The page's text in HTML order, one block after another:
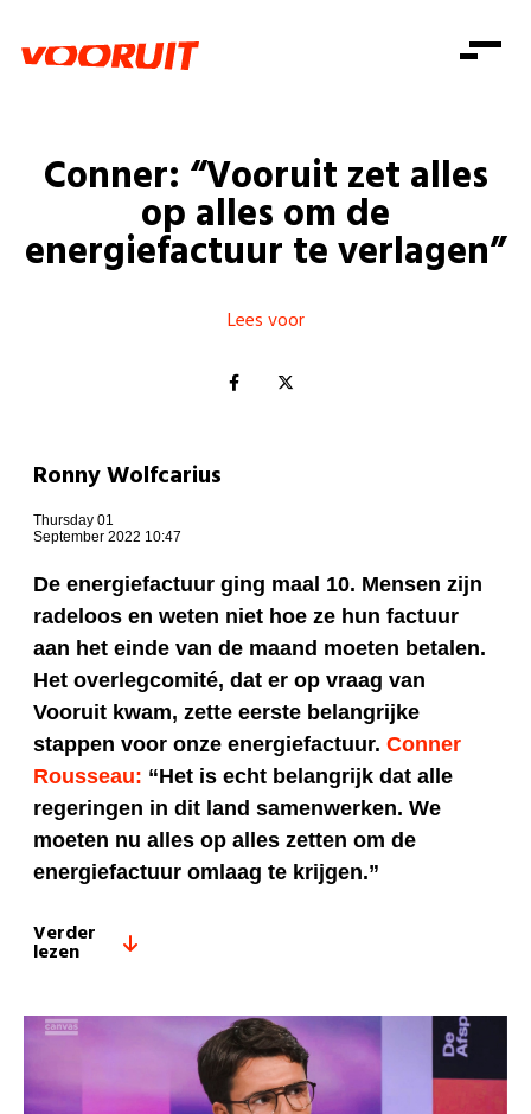
Zorg
Gelijke kansen
Consumentenbescherming
Pensioenen
Onze mensen
Standpunten
Doe mee
Doe mee
Word lid
Mis niets
Shop
Doe mee
Conner: “Vooruit zet alles
op alles om de
energiefactuur te verlagen”
Lees voor
Ronny Wolfcarius
Thursday 01
September 2022 10:47
De energiefactuur ging maal 10. Mensen zijn
radeloos en weten niet hoe ze hun factuur
aan het einde van de maand moeten betalen.
Het overlegcomité, dat er op vraag van
Vooruit kwam, zette eerste belangrijke
stappen voor onze energiefactuur. Conner
Rousseau: “Het is echt belangrijk dat alle
regeringen in dit land samenwerken. We
moeten nu alles op alles zetten om de
energiefactuur omlaag te krijgen.”
Verder
lezen